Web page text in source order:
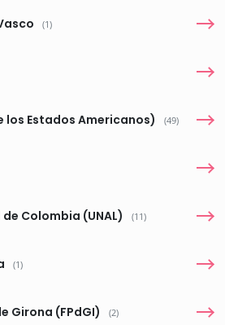
(1)
los Estados Americanos) (49)
Colombia (UNAL) (11)
(1)
Girona (FPdGI) (2)